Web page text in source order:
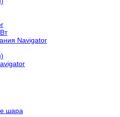
Navigator
шара